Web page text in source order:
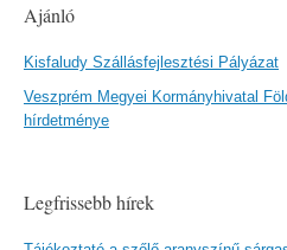
Ajánló
Kisfaludy Szállásfejlesztési Pályázat
Veszprém Megyei Kormányhivatal
hírdetménye
Legfrissebb hírek